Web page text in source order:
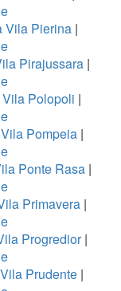
Vila Pierina |
Pirajussara |
Polopoli |
Pompeia|
Ponte Rasa|
Primavera |
Progredior|
Prudente |